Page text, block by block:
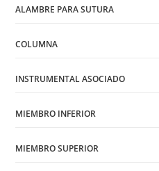
ALAMBRE PARA SUTURA
COLUMNA
INSTRUMENTAL ASOCIADO
MIEMBRO INFERIOR
MIEMBRO SUPERIOR